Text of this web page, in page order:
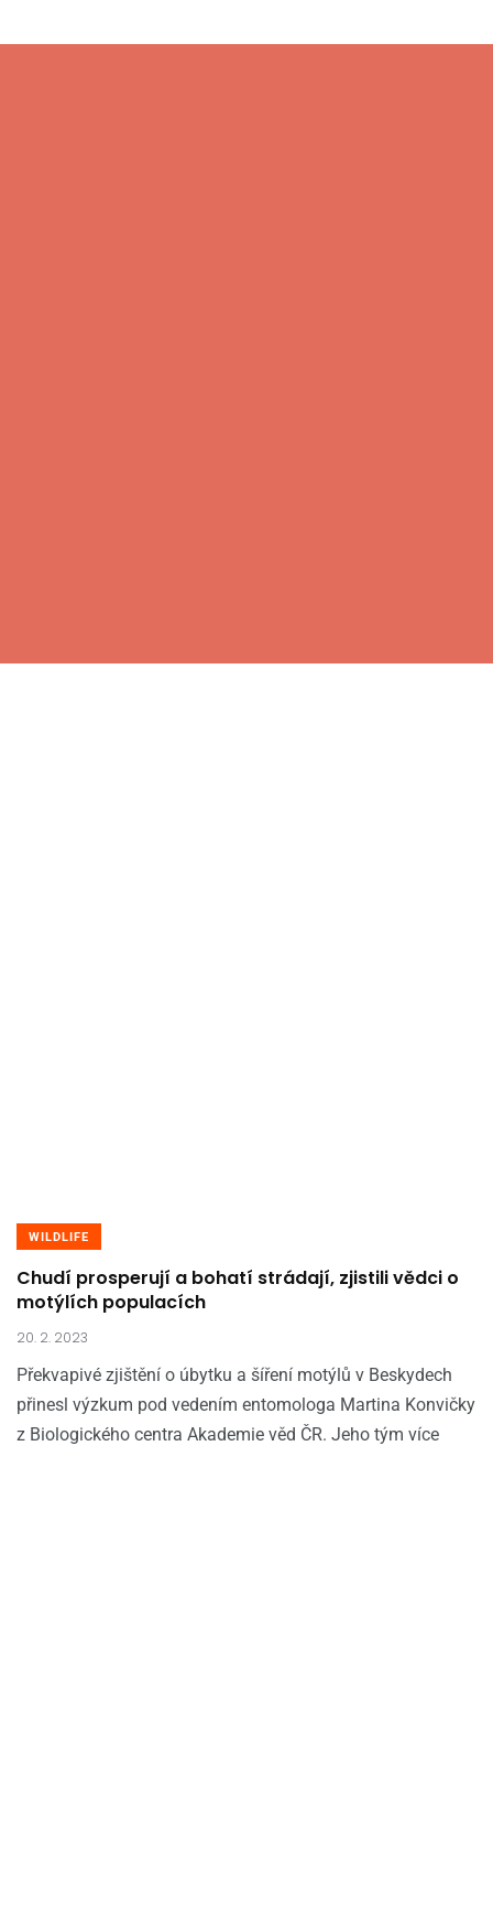
WILDLIFE
Chudí prosperují a bohatí strádají, zjistili vědci o
motýlích populacích
20. 2. 2023
Překvapivé zjištění o úbytku a šíření motýlů v Beskydech
přinesl výzkum pod vedením entomologa Martina Konvičky
z Biologického centra Akademie věd ČR. Jeho tým více